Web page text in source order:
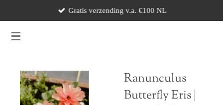
naar
Gratis verzending v.a. €100 NL
Ranunculus
Butterfly Eris |